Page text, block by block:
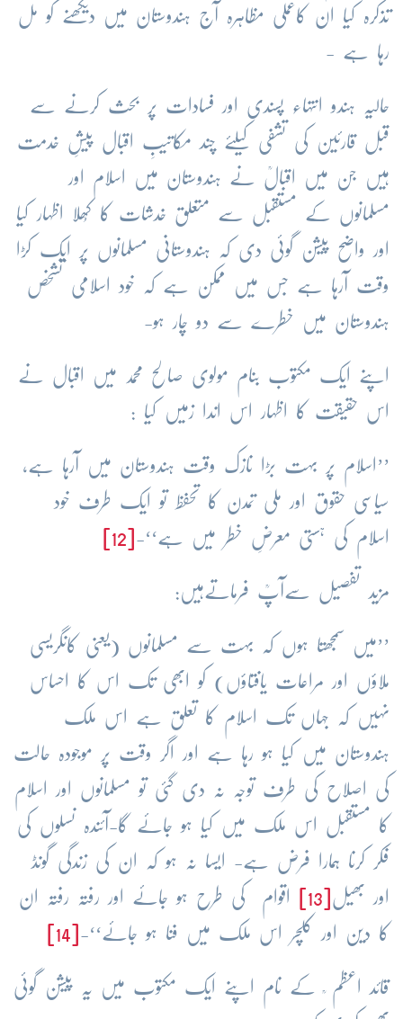
تذکرہ کیا ان کاعملی مظاہرہ آج ہندوستان میں دیکھنے کو مل
رہا ہے -
حالیہ ہندو انتہاء پسندی اور فسادات پر بحث کرنے سے
قبل قارئین کی تشفی کیلئے چند مکاتیبِ اقبال پیشِ خدمت
ہیں جن میں اقبالؒ نے ہندوستان میں اسلام اور
مسلمانوں کے مستقبل سے متعلق خدشات کا کُھلا اظہار کیا
اور واضح پیشن گوئی دی کہ ہندوستانی مسلمانوں پر ایک کڑا
وقت آرہا ہے جس میں ممکن ہے کہ خود اسلامی تشخص
ہندوستان میں خطرے سے دو چار ہو-
اپنے ایک مکتوب بنام مولوی صالح محمد میں اقبال نے
اس حقیقت کا اظہار اس اندا زمیں کیا :
’’اسلام پر بہت بڑا نازک وقت ہندوستان میں آرہا ہے،
سیاسی حقوق اور ملی تمدن کا تحفظ تو ایک طرف خود
اسلام کی ہستی معرضِ خطر میں ہے‘‘-
مزید تفصیل سےآپؒ فرماتےہیں:
’’میں سمجھتا ہوں کہ بہت سے مسلمانوں (یعنی کانگریسی
ملاؤں اور مراعات یافتاؤں) کو ابھی تک اس کا احساس
نہیں کہ جہاں تک اسلام کا تعلق ہے اس ملک
ہندوستان میں کیا ہو رہا ہے اور اگر وقت پر موجودہ حالت
کی اصلاح کی طرف توجہ نہ دی گئی تو مسلمانوں اور اسلام
کا مستقبل اس ملک میں کیا ہو جائے گا-آئندہ نسلوں کی
فکر کرنا ہمارا فرض ہے- ایسا نہ ہو کہ ان کی زندگی گونڈ
اور بھیل اقوام کی طرح ہو جائے اور رفتہ رفتہ ان
کا دین اور کلچر اس ملک میں فنا ہو جائے‘‘-
قائد اعظم ؒ کے نام اپنے ایک مکتوب میں یہ پیشن گوئی